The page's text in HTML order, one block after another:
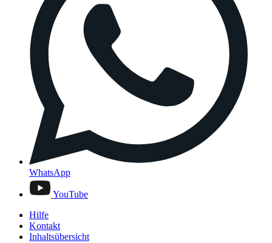
WhatsApp
YouTube
Hilfe
Kontakt
Inhaltsübersicht